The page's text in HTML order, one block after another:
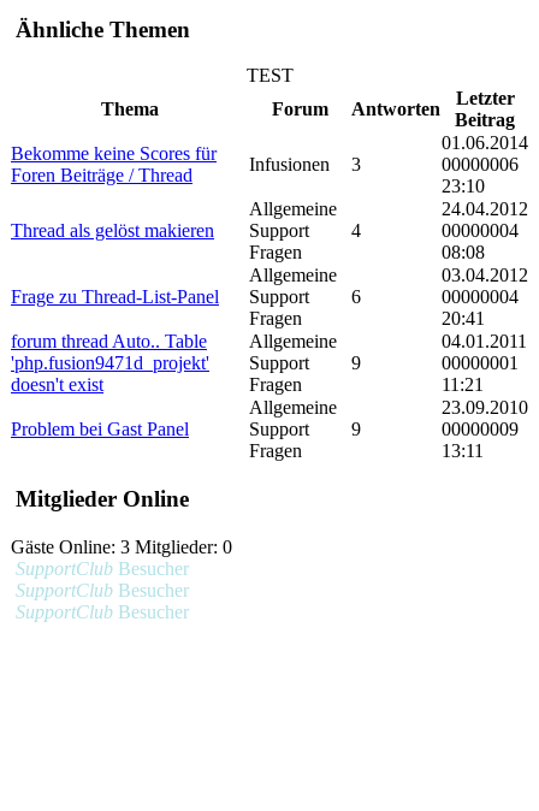
Ähnliche Themen
TEST
Thema
Forum Antworten
Letzter
Beitrag
Bekomme keine Scores für
Foren Beiträge / Thread
Infusionen 3
01.06.2014
00000006
23:10
Thread als gelöst makieren
Allgemeine
Support
Fragen
4
24.04.2012
00000004
08:08
Frage zu Thread-List-Panel
Allgemeine
Support
Fragen
6
03.04.2012
00000004
20:41
forum thread Auto.. Table
'php.fusion9471d_projekt'
doesn't exist
Allgemeine
Support
Fragen
9
04.01.2011
00000001
11:21
Problem bei Gast Panel
Allgemeine
Support
Fragen
9
23.09.2010
00000009
13:11
Mitglieder Online
Gäste Online: 3 Mitglieder: 0
SupportClub Besucher
SupportClub Besucher
SupportClub Besucher